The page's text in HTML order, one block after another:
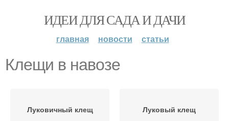
ИДЕИ ДЛЯ САДА И ДАЧИ
главная новости статьи
Клещи в навозе
Луковичный клещ Луковый клещ